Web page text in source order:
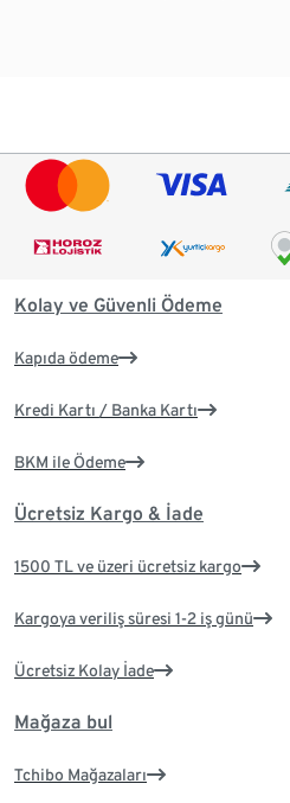
Kolay ve Güvenli Ödeme
Kapıda ödeme
Kredi Kartı / Banka Kartı
BKM ile Ödeme
Ücretsiz Kargo & İade
1500 TL ve üzeri ücretsiz kargo
Kargoya veriliş süresi 1-2 iş günü
Ücretsiz Kolay İade
Mağaza bul
Tchibo Mağazaları